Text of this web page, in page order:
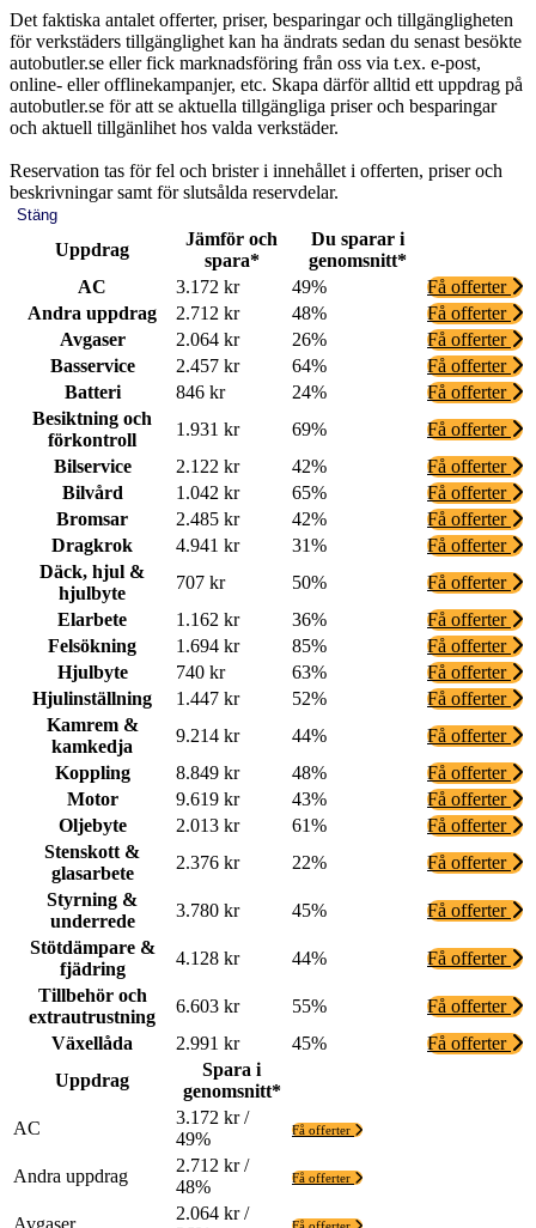
Det faktiska antalet offerter, priser, besparingar och tillgängligheten
för verkstäders tillgänglighet kan ha ändrats sedan du senast besökte
autobutler.se eller fick marknadsföring från oss via t.ex. e-post,
online- eller offlinekampanjer, etc. Skapa därför alltid ett uppdrag på
autobutler.se för att se aktuella tillgängliga priser och besparingar
och aktuell tillgänlihet hos valda verkstäder.
Reservation tas för fel och brister i innehållet i offerten, priser och
beskrivningar samt för slutsålda reservdelar.
Stäng
Uppdrag
Jämför och
spara*
Du sparar i
genomsnitt*
AC
3.172 kr 49%
Få offerter
Andra uppdrag
2.712 kr 48%
Få offerter
Avgaser
2.064 kr 26%
Få offerter
Basservice
2.457 kr 64%
Få offerter
Batteri
846 kr 24%
Få offerter
Besiktning och
förkontroll
1.931 kr 69%
Få offerter
Bilservice
2.122 kr 42%
Få offerter
Bilvård
1.042 kr 65%
Få offerter
Bromsar
2.485 kr 42%
Få offerter
Dragkrok
4.941 kr 31%
Få offerter
Däck, hjul &
hjulbyte
707 kr 50%
Få offerter
Elarbete
1.162 kr 36%
Få offerter
Felsökning
1.694 kr 85%
Få offerter
Hjulbyte
740 kr 63%
Få offerter
Hjulinställning
1.447 kr 52%
Få offerter
Kamrem &
kamkedja
9.214 kr 44%
Få offerter
Koppling
8.849 kr 48%
Få offerter
Motor
9.619 kr 43%
Få offerter
Oljebyte
2.013 kr 61%
Få offerter
Stenskott &
glasarbete
2.376 kr 22%
Få offerter
Styrning &
underrede
3.780 kr 45%
Få offerter
Stötdämpare &
fjädring
4.128 kr 44%
Få offerter
Tillbehör och
extrautrustning
6.603 kr 55%
Få offerter
Växellåda
2.991 kr 45%
Få offerter
Uppdrag
Spara i
genomsnitt*
AC
3.172 kr /
49%
Få offerter
Andra uppdrag
2.712 kr /
48%
Få offerter
2.064 kr /